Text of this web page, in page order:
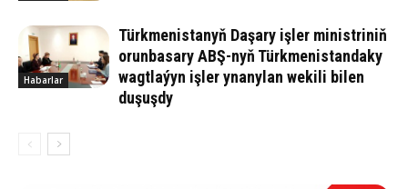
Habarlar
Türkmenistanyň Daşary işler ministriniň
orunbasary ABŞ-nyň Türkmenistandaky
wagtlaýyn işler ynanylan wekili bilen
duşuşdy